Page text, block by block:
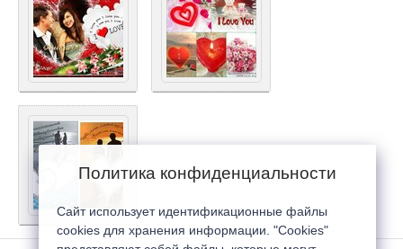
Политика конфиденциальности
Сайт использует идентификационные файлы
cookies для хранения информации. "Cookies"